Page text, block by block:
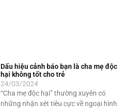
Dấu hiệu cảnh báo bạn là cha mẹ độc
hại không tốt cho trẻ
24/03/2024
“Cha mẹ độc hại” thường xuyên có
những nhận xét tiêu cực về ngoại hình